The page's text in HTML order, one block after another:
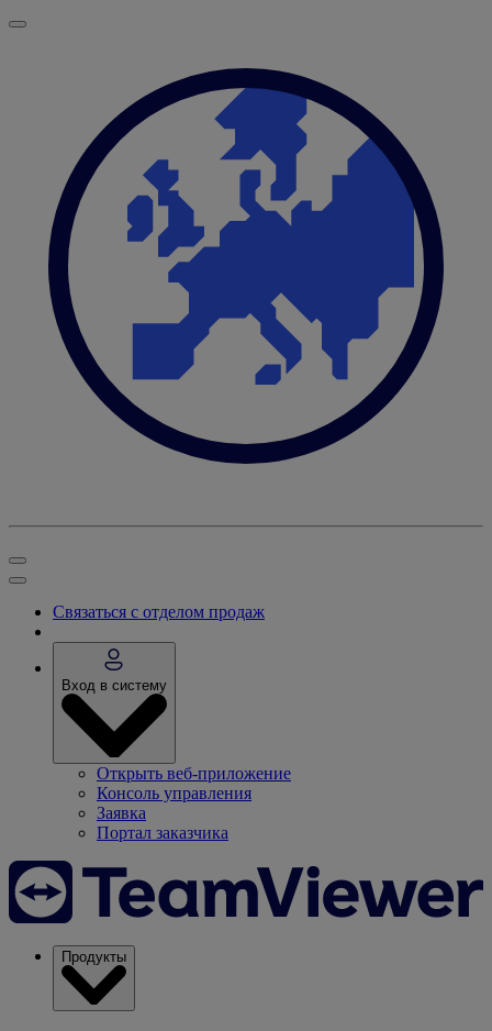
Связаться с отделом продаж
Вход в систему
Открыть веб-приложение
Консоль управления
Заявка
Портал заказчика
Продукты